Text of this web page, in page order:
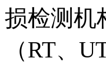
损检测机
（RT、